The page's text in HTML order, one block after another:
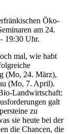
Öko-
am 24.
19:30 Uhr.
mal, wie habt
(Mo, 24. März),
(Mo, 7. April).
Landwirtschaft:
galt
zu
sie heute bei der
die Chancen, die